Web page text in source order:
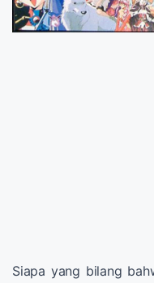
Siapa yang bilang